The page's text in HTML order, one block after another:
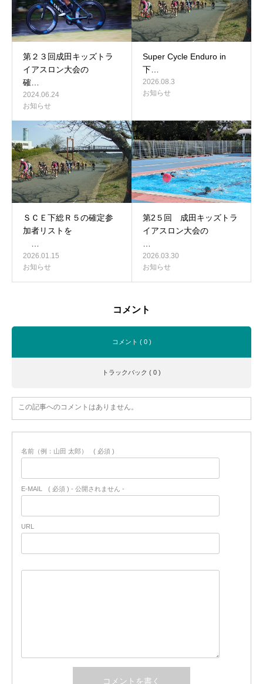
第２３回成田キッズトラ
イアスロン大会の
確…
2024.06.24
お知らせ
Super Cycle Enduro in
下…
2026.08.3
お知らせ
ＳＣＥ下総Ｒ５の確定参
加者リストを
2026.01.15
お知らせ
第2５回 成田キッズトラ
イアスロン大会の
2026.03.30
お知らせ
コメント
コメント ( 0 )
トラックバック ( 0 )
この記事へのコメントはありません。
名前（例：山田 太郎） ( 必須 )
E-MAIL ( 必須 ) - 公開されません -
URL